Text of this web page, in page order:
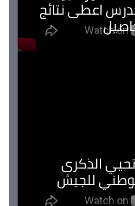
اعطى نتائج
الذكرى
للجيش